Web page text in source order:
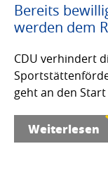
Bereits
werden dem
CDU verhindert
geht an den Start
Weiterlesen